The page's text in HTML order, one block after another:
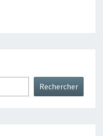
Rechercher